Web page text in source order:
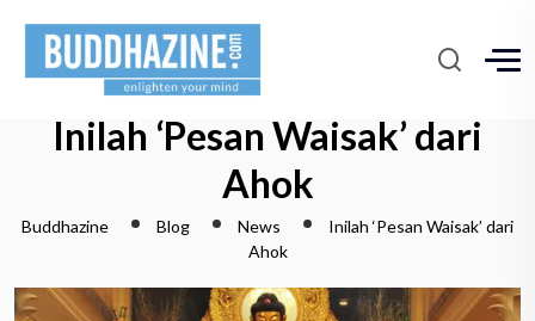
Inilah ‘Pesan Waisak’ dari
Ahok
Buddhazine Blog News
Inilah ‘Pesan Waisak’ dari
Ahok